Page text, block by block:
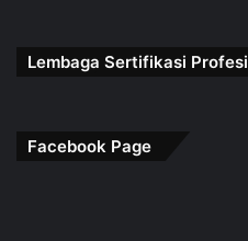
Lembaga Sertifikasi Profesi
Facebook Page